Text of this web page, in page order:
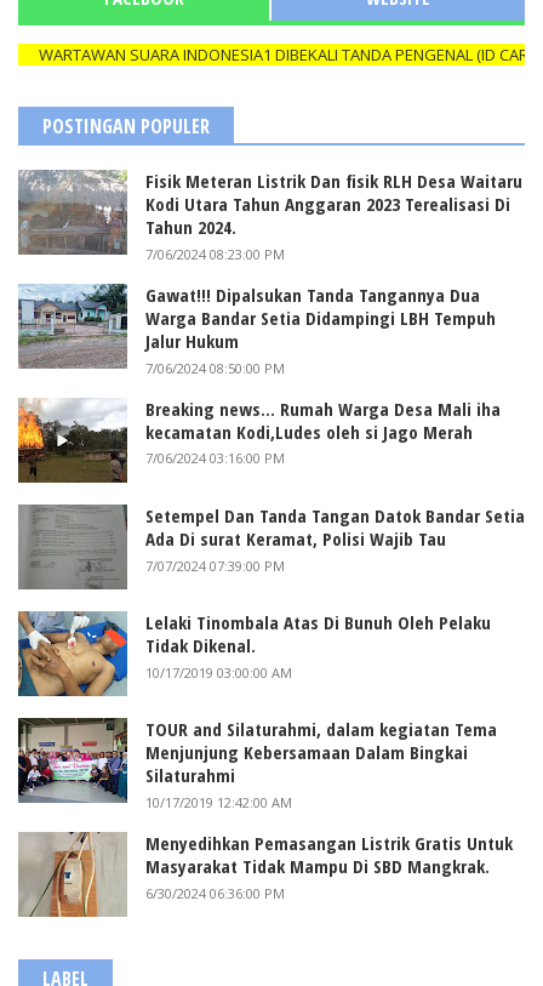
WARTAWAN SUARA INDONESIA1 DIBEKALI TANDA PENGENAL (ID CARD)
POSTINGAN POPULER
Fisik Meteran Listrik Dan fisik RLH Desa Waitaru
Kodi Utara Tahun Anggaran 2023 Terealisasi Di
Tahun 2024.
7/06/2024 08:23:00 PM
Gawat!!! Dipalsukan Tanda Tangannya Dua
Warga Bandar Setia Didampingi LBH Tempuh
Jalur Hukum
7/06/2024 08:50:00 PM
Breaking news... Rumah Warga Desa Mali iha
kecamatan Kodi,Ludes oleh si Jago Merah
7/06/2024 03:16:00 PM
Setempel Dan Tanda Tangan Datok Bandar Setia
Ada Di surat Keramat, Polisi Wajib Tau
7/07/2024 07:39:00 PM
Lelaki Tinombala Atas Di Bunuh Oleh Pelaku
Tidak Dikenal.
10/17/2019 03:00:00 AM
TOUR and Silaturahmi, dalam kegiatan Tema
Menjunjung Kebersamaan Dalam Bingkai
Silaturahmi
10/17/2019 12:42:00 AM
Menyedihkan Pemasangan Listrik Gratis Untuk
Masyarakat Tidak Mampu Di SBD Mangkrak.
6/30/2024 06:36:00 PM
LABEL